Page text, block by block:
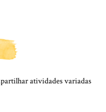
atividades variadas